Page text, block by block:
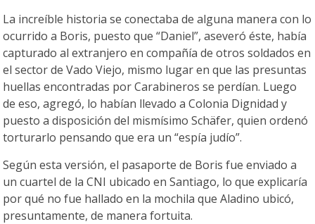
La increíble historia se conectaba de alguna manera con lo
ocurrido a Boris, puesto que “Daniel”, aseveró éste, había
capturado al extranjero en compañía de otros soldados en
el sector de Vado Viejo, mismo lugar en que las presuntas
huellas encontradas por Carabineros se perdían. Luego
de eso, agregó, lo habían llevado a Colonia Dignidad y
puesto a disposición del mismísimo Schäfer, quien ordenó
torturarlo pensando que era un “espía judío”.
Según esta versión, el pasaporte de Boris fue enviado a
un cuartel de la CNI ubicado en Santiago, lo que explicaría
por qué no fue hallado en la mochila que Aladino ubicó,
presuntamente, de manera fortuita.